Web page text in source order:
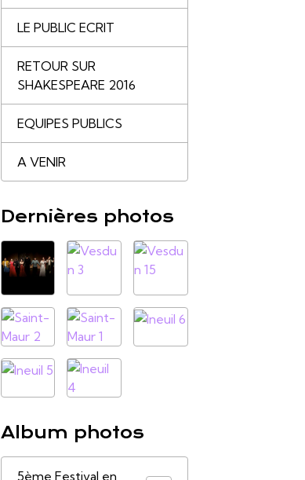
LE PUBLIC ECRIT
RETOUR SUR
SHAKESPEARE 2016
EQUIPES PUBLICS
A VENIR
Dernières photos
Album photos
5ème Festival en